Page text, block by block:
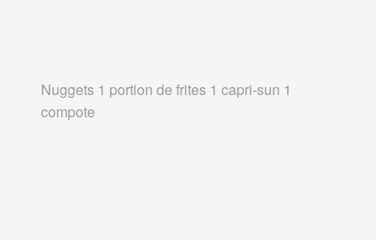
Nuggets 1 portion de frites 1 capri-sun 1
compote